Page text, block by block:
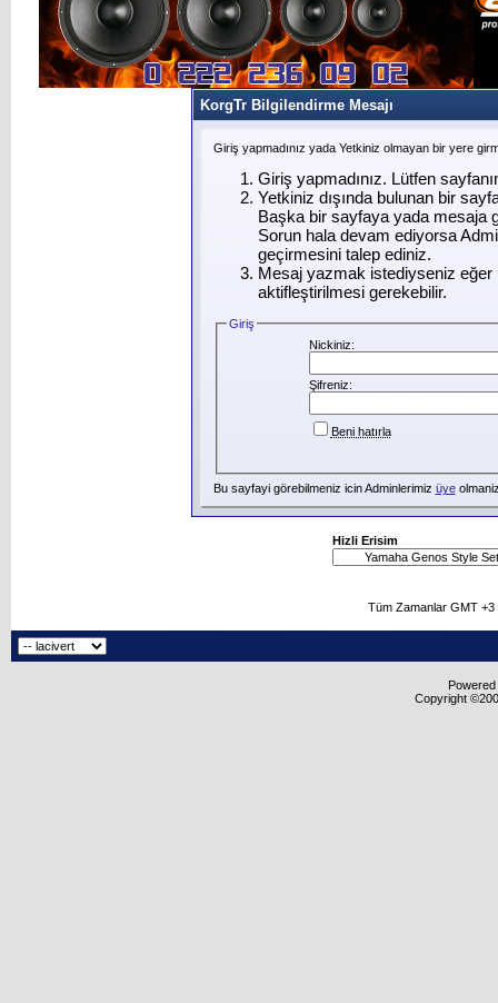
KorgTr Bilgilendirme Mesajı
Giriş yapmadınız yada Yetkiniz olmayan bir yere
Giriş yapmadınız. Lütfen
Yetkiniz dışında bulunan bir
Başka bir sayfaya yada mesaja
Sorun hala devam ediyorsa
geçirmesini talep ediniz.
Mesaj yazmak istediyseniz eğer
aktifleştirilmesi gerekebilir.
Giriş
Nickiniz:
Şifreniz:
Beni hatırla
Bu sayfayi görebilmeniz icin Adminlerimiz üye
Hizli Erisim
Tüm Zamanlar GMT
Copyright